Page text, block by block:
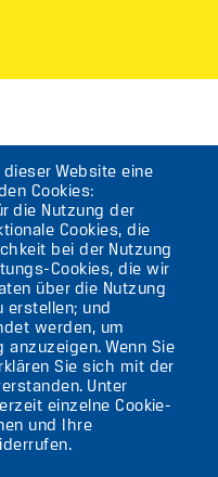
Website eine
Cookies:
die Nutzung der
Cookies, die
bei der Nutzung
Cookies, die wir
über die Nutzung
erstellen; und
werden, um
Wenn Sie
Sie sich mit der
Unter
einzelne Cookie-
und Ihre